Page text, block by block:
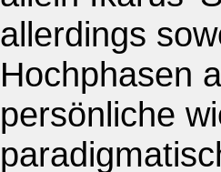
allerdings
Hochphasen
persönliche